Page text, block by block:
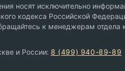
носят исключительно
кодекса Российской
к менеджерам отдела
и России: 8 (499) 940-89-89